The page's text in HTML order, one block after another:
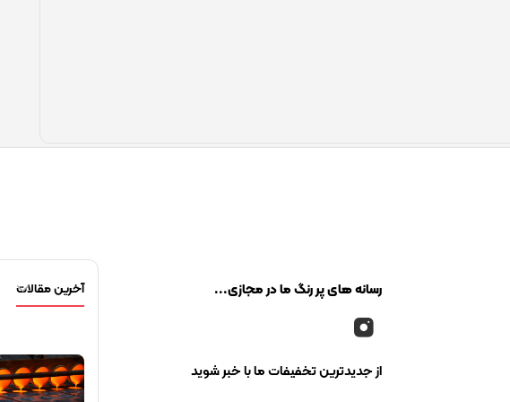
رسانه های پر رنگ ما در مجازی...
از جدیدترین تخفیفات ما با خبر شوید
آخرین مقالات